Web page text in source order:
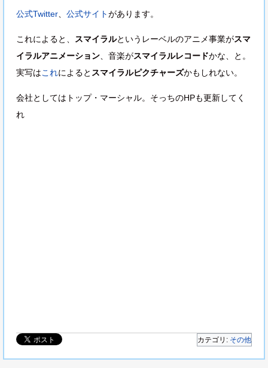
公式Twitter 公式サイトがあります。
これによると、 スマイラルというレーベルのアニメ事業がスマ
イラルアニメーション 、音楽がスマイラルレコードかな、と。
実写はこれによると スマイラルピクチャーズかもしれない。
会社としてはトップ・マーシャル。そっちのHPも更新してく
れ
カテゴリ: その他